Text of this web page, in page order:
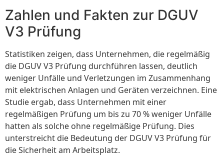
Zahlen und Fakten zur DGUV
V3 Prüfung
Statistiken zeigen, dass Unternehmen, die regelmäßig
die DGUV V3 Prüfung durchführen lassen, deutlich
weniger Unfälle und Verletzungen im Zusammenhang
mit elektrischen Anlagen und Geräten verzeichnen. Eine
Studie ergab, dass Unternehmen mit einer
regelmäßigen Prüfung um bis zu 70 % weniger Unfälle
hatten als solche ohne regelmäßige Prüfung. Dies
unterstreicht die Bedeutung der DGUV V3 Prüfung für
die Sicherheit am Arbeitsplatz.